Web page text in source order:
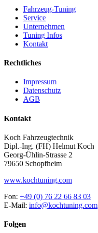
Fahrzeug-Tuning
Service
Unternehmen
Tuning Infos
Kontakt
Rechtliches
Impressum
Datenschutz
AGB
Kontakt
Koch Fahrzeugtechnik
Dipl.-Ing. (FH) Helmut Koch
Georg-Ühlin-Strasse 2
79650 Schopfheim
www.kochtuning.com
Fon: +49 (0) 76 22 66 83 03
E-Mail: info@kochtuning.com
Folgen